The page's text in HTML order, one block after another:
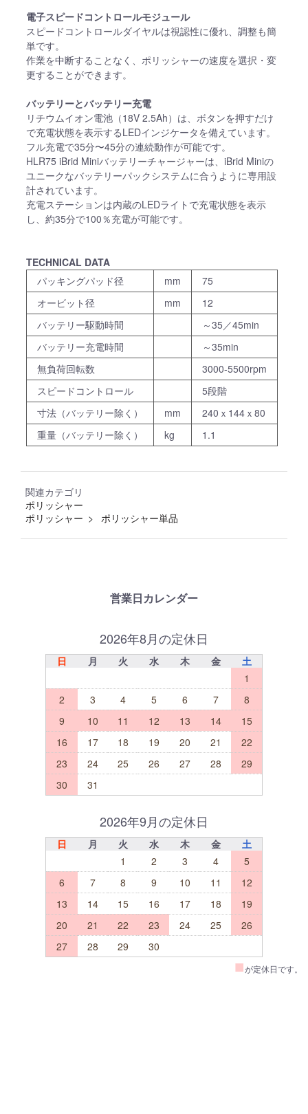
電⼦スピードコントロールモジュール
スピードコントロールダイヤルは視認性に優れ、調整も簡
単です。
作業を中断することなく、ポリッシャーの速度を選択・変
更することができます。
バッテリーとバッテリー充電
リチウムイオン電池（18V 2.5Ah）は、ボタンを押すだけ
で充電状態を表⽰するLEDインジケータを備えています。
フル充電で35分〜45分の連続動作が可能です。
HLR75 iBrid Miniバッテリーチャージャーは、iBrid Miniの
ユニークなバッテリーパックシステムに合うように専⽤設
計されています。
充電ステーションは内蔵のLEDライトで充電状態を表⽰
し、約35分で100％充電が可能です。
TECHNICAL DATA
パッキングパッド径
mm
75
オービット径
mm
12
バッテリー駆動時間
～35／45min
バッテリー充電時間
～35min
無負荷回転数
3000-5500rpm
スピードコントロール
5段階
寸法（バッテリー除く）
mm
240ｘ144ｘ80
重量（バッテリー除く）
kg 1.1
関連カテゴリ
ポリッシャー
ポリッシャー
ポリッシャー単品
営業日カレンダー
2026年8月の定休日
日 月 火 水 木 金
土
1
2
3 4 5 6 7
8
9
10 11 12 13 14
15
16
17 18 19 20 21
22
23
24 25 26 27 28
29
30
31
2026年9月の定休日
日 月 火 水 木 金
土
1
2 3 4
5
6
7 8 9 10 11
12
13
14 15 16 17 18
19
20
21 22 23 24 25
26
27
28 29 30
■が定休日です。